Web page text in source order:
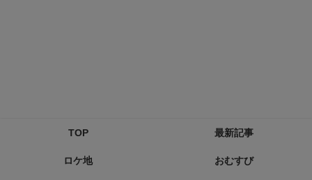
TOP 最新記事
ロケ地 おむすび